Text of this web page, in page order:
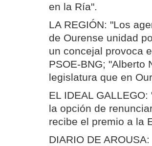
en la Ría".
LA REGIÓN: "Los
de Ourense unidad
un concejal provoca
PSOE-BNG; "Alberto
legislatura que en
EL IDEAL
la opción de
recibe el premio a la
DIARIO DE